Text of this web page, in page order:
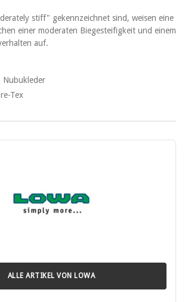
stiff" gekennzeichnet sind, weisen eine
einer moderaten Biegesteifigkeit und einem
auf.
Tex
ALLE ARTIKEL VON LOWA